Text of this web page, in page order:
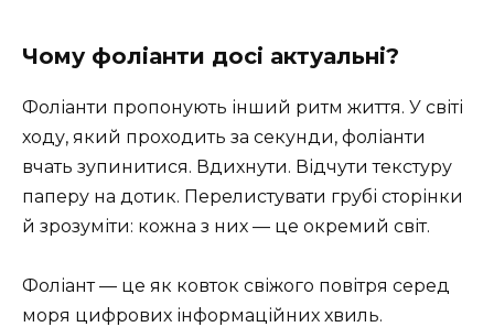
Чому фоліанти досі актуальні?
Фоліанти пропонують інший ритм життя. У світі
ходу, який проходить за секунди, фоліанти
вчать зупинитися. Вдихнути. Відчути текстуру
паперу на дотик. Перелистувати грубі сторінки
й зрозуміти: кожна з них — це окремий світ.
Фоліант — це як ковток свіжого повітря серед
моря цифрових інформаційних хвиль.